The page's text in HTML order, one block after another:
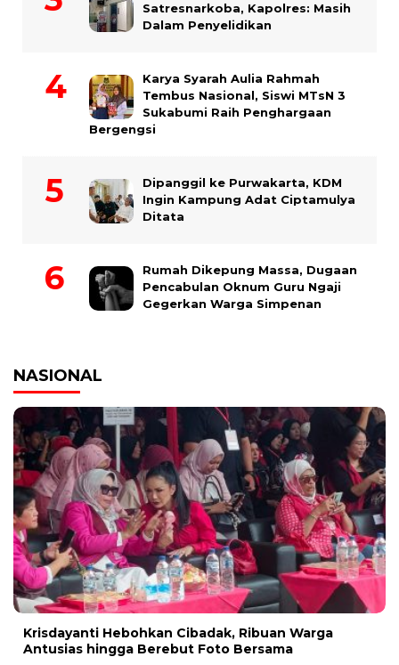
Satresnarkoba, Kapolres: Masih
Dalam Penyelidikan
Karya Syarah Aulia Rahmah
Tembus Nasional, Siswi MTsN 3
Sukabumi Raih Penghargaan
Bergengsi
Dipanggil ke Purwakarta, KDM
Ingin Kampung Adat Ciptamulya
Ditata
Rumah Dikepung Massa, Dugaan
Pencabulan Oknum Guru Ngaji
Gegerkan Warga Simpenan
NASIONAL
Krisdayanti Hebohkan Cibadak, Ribuan Warga
Antusias hingga Berebut Foto Bersama